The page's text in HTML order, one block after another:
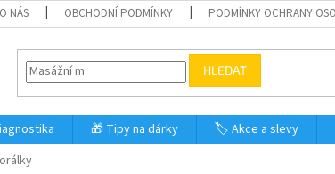
O NÁS OBCHODNÍ PODMÍNKY PODMÍNKY OCHRANY
HLEDAT
🎁 Tipy na dárky 🏷️ Akce a slevy